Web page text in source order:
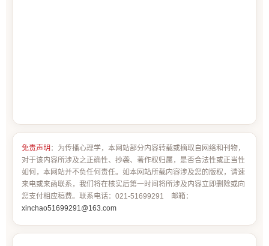
免责声明 ：为传播心理学，本网站部分内容转载或摘取自网络和刊物，
对于该内容所涉及之正确性、抄袭、著作权归属，是否合法性或正当性
如何，本网站并不负任何责任。如本网站所载内容涉及您的版权，请速
来电或来函联系，我们将在核实后第一时间将所涉及内容立即删除或向
您支付相应稿费。联系电话：021-51699291 邮箱：
xinchao51699291@163.com